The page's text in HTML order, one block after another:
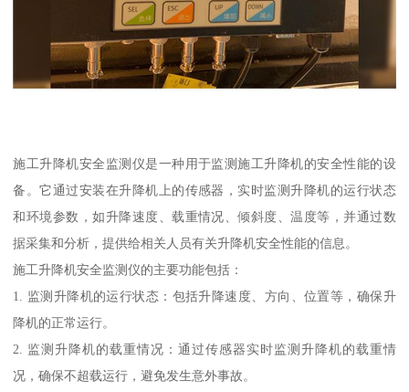
施工升降机安全监测仪是一种用于监测施工升降机的安全性能的设
备。它通过安装在升降机上的传感器，实时监测升降机的运行状态
和环境参数，如升降速度、载重情况、倾斜度、温度等，并通过数
据采集和分析，提供给相关人员有关升降机安全性能的信息。
施工升降机安全监测仪的主要功能包括：
1. 监测升降机的运行状态：包括升降速度、方向、位置等，确保升
降机的正常运行。
2. 监测升降机的载重情况：通过传感器实时监测升降机的载重情
况，确保不超载运行，避免发生意外事故。